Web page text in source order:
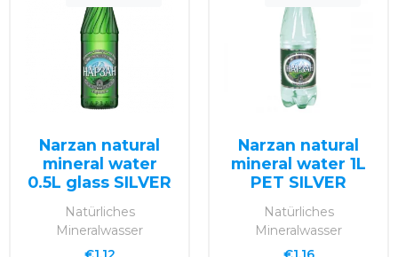
Narzan natural
mineral water
0.5L glass SILVER
Natürliches
Mineralwasser
Narzan natural
mineral water 1L
PET SILVER
Natürliches
Mineralwasser